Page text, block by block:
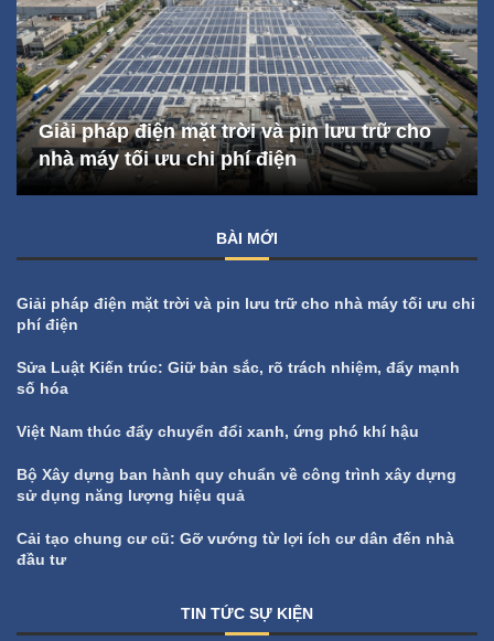
Giải pháp điện mặt trời và pin lưu trữ cho
nhà máy tối ưu chi phí điện
BÀI MỚI
Giải pháp điện mặt trời và pin lưu trữ cho nhà máy tối ưu chi
phí điện
Sửa Luật Kiến trúc: Giữ bản sắc, rõ trách nhiệm, đẩy mạnh
số hóa
Việt Nam thúc đẩy chuyển đổi xanh, ứng phó khí hậu
Bộ Xây dựng ban hành quy chuẩn về công trình xây dựng
sử dụng năng lượng hiệu quả
Cải tạo chung cư cũ: Gỡ vướng từ lợi ích cư dân đến nhà
đầu tư
TIN TỨC SỰ KIỆN